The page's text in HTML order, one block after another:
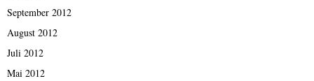
September 2012
August 2012
Juli 2012
Mai 2012